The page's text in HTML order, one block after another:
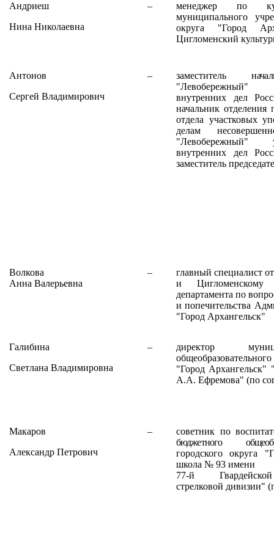
Андриеш
Нина Николаевна
–
менеджер по
муниципального
округа "Город
Цигломенский
Антонов
Сергей Владимирович
– заместитель
"Левобережный"
внутренних дел
начальник отделения
отдела участковых
делам
"Левобережный"
внутренних дел
заместитель
Волкова
Анна Валерьевна
–
главный специалист
и Цигломенскому
департамента по
и попечительства
"Город Архангельск"
Галибина
Светлана Владимировна
–
директор
"Город
А.А. Ефремова" (по
Макаров
Александр Петрович
–
советник по
бюджетного
городского округа
школа № 93 имени
77-й Гвардейской
стрелковой дивизии"